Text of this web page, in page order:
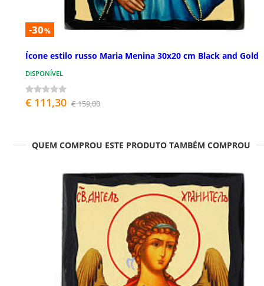
-30%
Ícone estilo russo Maria Menina 30x20 cm Black and Gold
DISPONÍVEL
€ 111,30 € 159,00
QUEM COMPROU ESTE PRODUTO TAMBÉM COMPROU